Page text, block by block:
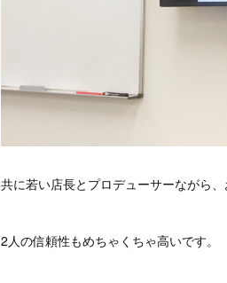
共に若い店長とプロデューサーながら
2人の信頼性もめちゃくちゃ高いです。